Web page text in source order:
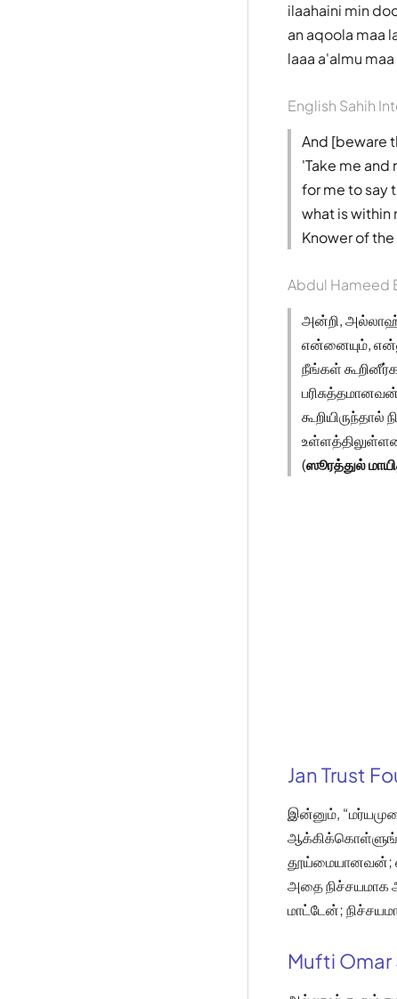
ilaahaini min
an aqoola maa
laaa a'almu
English Sahih
And [beware
'Take me and
for me to say
what is within
Knower of
Abdul Hameed
அன்றி, அல்லாஹ்
என்னையும்,
நீங்கள்
(ஸூரத்துல்
Jan Trust
இன்னும்,
தூய்மையானவன்;
அதை நிச்சயமாக
மாட்டேன்;
Mufti Omar